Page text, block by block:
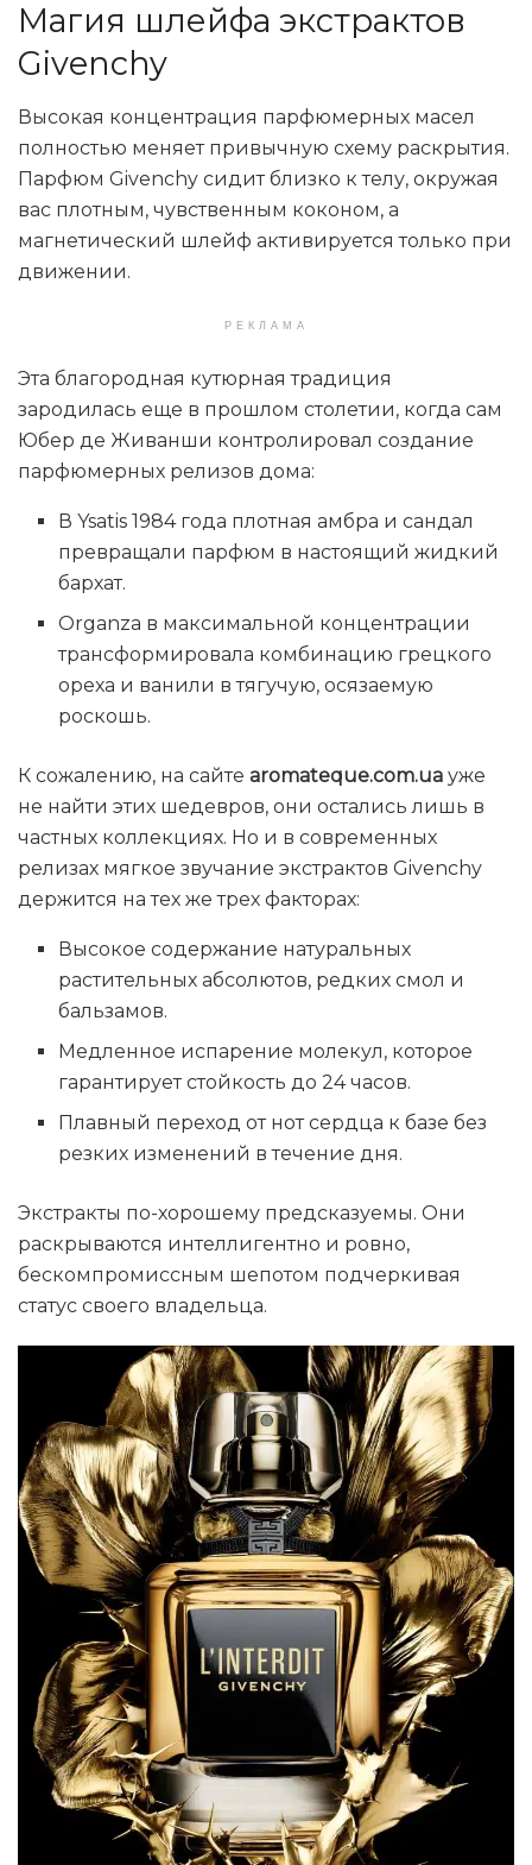
Магия шлейфа экстрактов
Givenchy
Высокая концентрация парфюмерных масел
полностью меняет привычную схему раскрытия.
Парфюм Givenchy сидит близко к телу, окружая
вас плотным, чувственным коконом, а
магнетический шлейф активируется только при
движении.
РЕКЛАМА
Эта благородная кутюрная традиция
зародилась еще в прошлом столетии, когда сам
Юбер де Живанши контролировал создание
парфюмерных релизов дома:
В Ysatis 1984 года плотная амбра и сандал
превращали парфюм в настоящий жидкий
бархат.
Organza в максимальной концентрации
трансформировала комбинацию грецкого
ореха и ванили в тягучую, осязаемую
роскошь.
К сожалению, на сайте aromateque.com.ua уже
не найти этих шедевров, они остались лишь в
частных коллекциях. Но и в современных
релизах мягкое звучание экстрактов Givenchy
держится на тех же трех факторах:
Высокое содержание натуральных
растительных абсолютов, редких смол и
бальзамов.
Медленное испарение молекул, которое
гарантирует стойкость до 24 часов.
Плавный переход от нот сердца к базе без
резких изменений в течение дня.
Экстракты по-хорошему предсказуемы. Они
раскрываются интеллигентно и ровно,
бескомпромиссным шепотом подчеркивая
статус своего владельца.